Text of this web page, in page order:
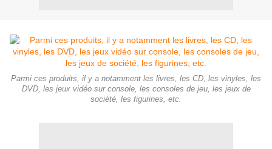
Parmi ces produits, il y a notamment les livres, les CD, les vinyles, les
DVD, les jeux vidéo sur console, les consoles de jeu, les jeux de
société, les figurines, etc.